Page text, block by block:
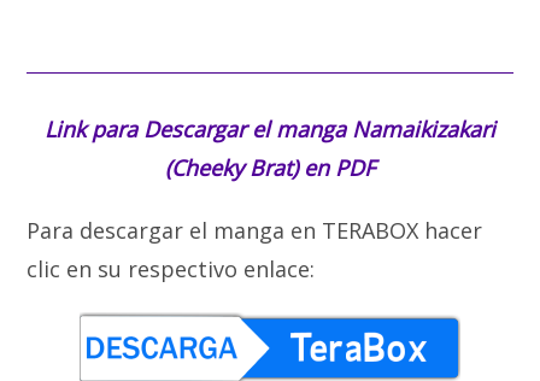
Link para Descargar el manga Namaikizakari
(Cheeky Brat) en PDF
Para descargar el manga en TERABOX hacer
clic en su respectivo enlace: